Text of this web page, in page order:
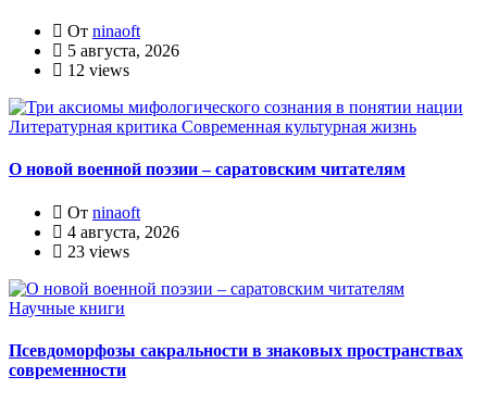
От ninaoft
5 августа, 2026
12 views
Литературная критика Современная культурная жизнь
О новой военной поэзии – саратовским читателям
От ninaoft
4 августа, 2026
23 views
Научные книги
Псевдоморфозы сакральности в знаковых пространствах
современности